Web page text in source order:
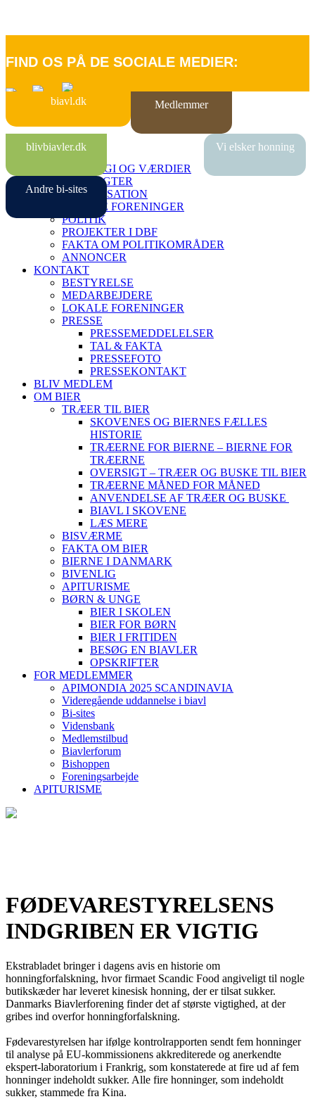
FIND OS PÅ DE SOCIALE MEDIER:
biavl.dk Medlemmer
blivbiavler.dk Vi elsker honning
Andre bi-sites
FORSIDE
STRATEGI OG VÆRDIER
VEDTÆGTER
ORGANISATION
LOKALE FORENINGER
POLITIK
PROJEKTER I DBF
FAKTA OM POLITIKOMRÅDER
ANNONCER
KONTAKT
BESTYRELSE
MEDARBEJDERE
LOKALE FORENINGER
PRESSE
PRESSEMEDDELELSER
TAL & FAKTA
PRESSEFOTO
PRESSEKONTAKT
BLIV MEDLEM
OM BIER
TRÆER TIL BIER
SKOVENES OG BIERNES FÆLLES
HISTORIE
TRÆERNE FOR BIERNE – BIERNE FOR
TRÆERNE
OVERSIGT – TRÆER OG BUSKE TIL BIER
TRÆERNE MÅNED FOR MÅNED
ANVENDELSE AF TRÆER OG BUSKE
BIAVL I SKOVENE
LÆS MERE
BISVÆRME
FAKTA OM BIER
BIERNE I DANMARK
BIVENLIG
APITURISME
BØRN & UNGE
BIER I SKOLEN
BIER FOR BØRN
BIER I FRITIDEN
BESØG EN BIAVLER
OPSKRIFTER
FOR MEDLEMMER
APIMONDIA 2025 SCANDINAVIA
Videregående uddannelse i biavl
Bi-sites
Vidensbank
Medlemstilbud
Biavlerforum
Bishoppen
Foreningsarbejde
APITURISME
FØDEVARESTYRELSENS
INDGRIBEN ER VIGTIG
Ekstrabladet bringer i dagens avis en historie om
honningforfalskning, hvor firmaet Scandic Food angiveligt til nogle
butikskæder har leveret kinesisk honning, der er tilsat sukker.
Danmarks Biavlerforening finder det af største vigtighed, at der
gribes ind overfor honningforfalskning.
Fødevarestyrelsen har ifølge kontrolrapporten sendt fem honninger
til analyse på EU-kommissionens akkrediterede og anerkendte
ekspert-laboratorium i Frankrig, som konstaterede at fire ud af fem
honninger indeholdt sukker. Alle fire honninger, som indeholdt
sukker, stammede fra Kina.